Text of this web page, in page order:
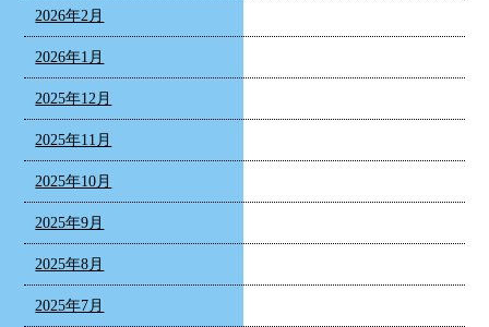
2026年2月
2026年1月
2025年12月
2025年11月
2025年10月
2025年9月
2025年8月
2025年7月